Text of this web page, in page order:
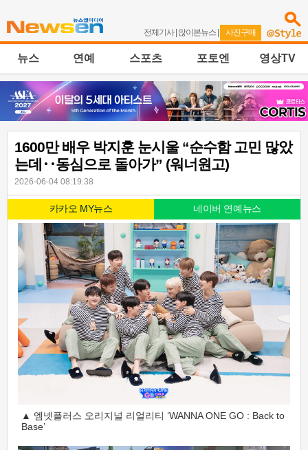
전체기사| 많이본뉴스 | 사진구매
뉴스 연예 스포츠 포토엔 영상TV
1600만 배우 박지훈 눈시울 “순수함 고민 많았
는데‥동심으로 돌아가” (워너원고)
2026-06-04 08:19:38
카카오 MY뉴스 네이버 연예뉴스
▲ 엠넷플러스 오리지널 리얼리티 ‘WANNA ONE GO : Back to
Base’